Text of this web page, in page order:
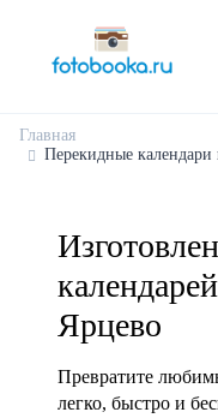
Главная
Перекидные
Ярцево
Превратите
легко, быстро и